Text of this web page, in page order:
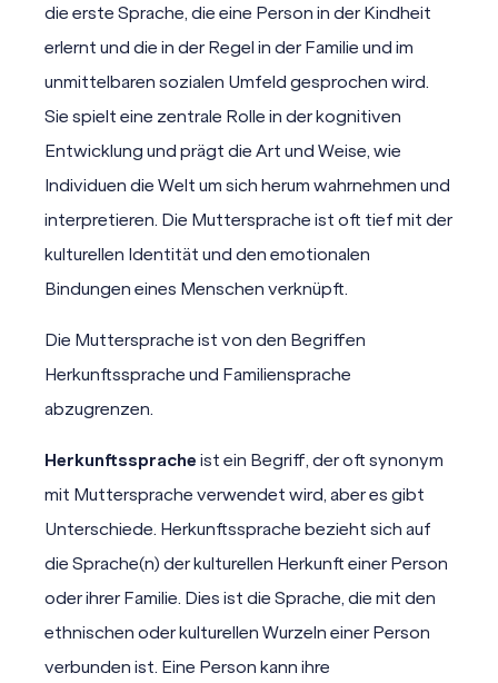
die erste Sprache, die eine Person in der Kindheit
erlernt und die in der Regel in der Familie und im
unmittelbaren sozialen Umfeld gesprochen wird.
Sie spielt eine zentrale Rolle in der kognitiven
Entwicklung und prägt die Art und Weise, wie
Individuen die Welt um sich herum wahrnehmen und
interpretieren. Die Muttersprache ist oft tief mit der
kulturellen Identität und den emotionalen
Bindungen eines Menschen verknüpft.
Die Muttersprache ist von den Begriffen
Herkunftssprache und Familiensprache
abzugrenzen.
Herkunftssprache ist ein Begriff, der oft synonym
mit Muttersprache verwendet wird, aber es gibt
Unterschiede. Herkunftssprache bezieht sich auf
die Sprache(n) der kulturellen Herkunft einer Person
oder ihrer Familie. Dies ist die Sprache, die mit den
ethnischen oder kulturellen Wurzeln einer Person
verbunden ist. Eine Person kann ihre